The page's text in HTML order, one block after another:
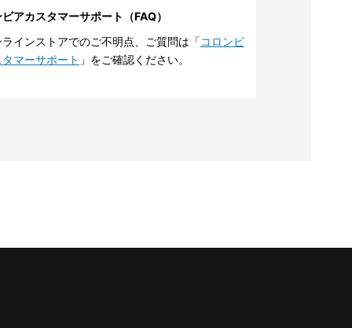
アカスタマーサポート（FAQ）
ラインストアでのご不明点、ご質問は「コロンビ
マーサポート 」をご確認ください。